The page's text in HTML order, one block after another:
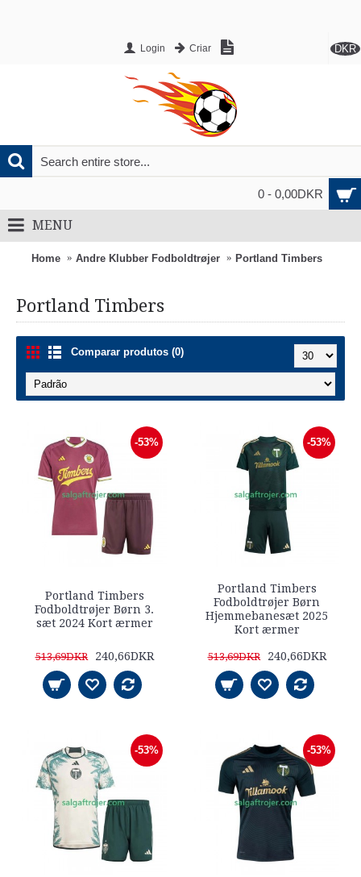
DKR
Login Criar
0 - 0,00DKR
MENU
Home Andre Klubber Fodboldtrøjer Portland Timbers
Portland Timbers
Comparar produtos (0)
-53%
Portland Timbers
Fodboldtrøjer Børn 3.
sæt 2024 Kort ærmer
513,69DKR 240,66DKR
-53%
Portland Timbers
Fodboldtrøjer Børn
Hjemmebanesæt 2025
Kort ærmer
513,69DKR 240,66DKR
-53% -53%